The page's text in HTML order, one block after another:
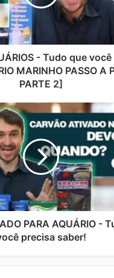
- Tudo que
MARINHO PASSO A
PARTE 2]
PARA AQUÁRIO -
precisa saber!